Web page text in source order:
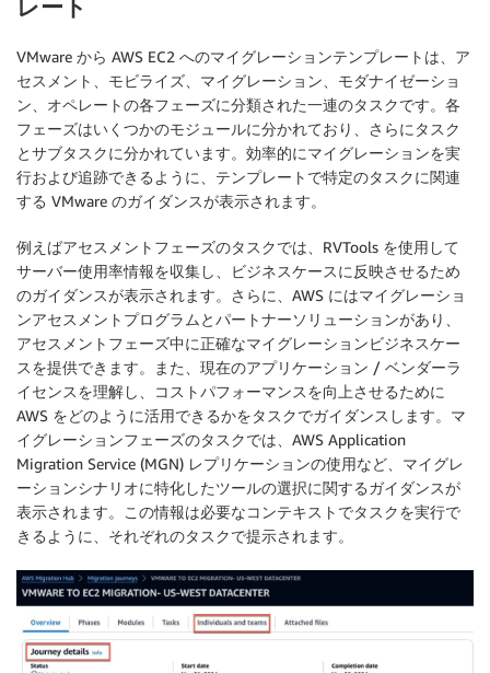
レート
VMware から AWS EC2 へのマイグレーションテンプレートは、ア
セスメント、モビライズ、マイグレーション、モダナイゼーショ
ン、オペレートの各フェーズに分類された一連のタスクです。各
フェーズはいくつかのモジュールに分かれており、さらにタスク
とサブタスクに分かれています。効率的にマイグレーションを実
行および追跡できるように、テンプレートで特定のタスクに関連
する VMware のガイダンスが表示されます。
例えばアセスメントフェーズのタスクでは、RVTools を使用して
サーバー使用率情報を収集し、ビジネスケースに反映させるため
のガイダンスが表示されます。さらに、AWS にはマイグレーショ
ンアセスメントプログラムとパートナーソリューションがあり、
アセスメントフェーズ中に正確なマイグレーションビジネスケー
スを提供できます。また、現在のアプリケーション / ベンダーラ
イセンスを理解し、コストパフォーマンスを向上させるために
AWS をどのように活用できるかをタスクでガイダンスします。マ
イグレーションフェーズのタスクでは、AWS Application
Migration Service (MGN) レプリケーションの使用など、マイグレ
ーションシナリオに特化したツールの選択に関するガイダンスが
表示されます。この情報は必要なコンテキストでタスクを実行で
きるように、それぞれのタスクで提示されます。